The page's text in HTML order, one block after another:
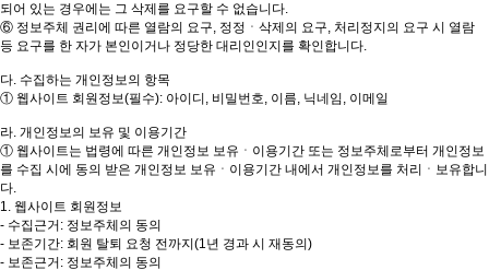
되어 있는 경우에는 그 삭제를 요구할 수 없습니다.
⑥ 정보주체 권리에 따른 열람의 요구, 정정ㆍ삭제의 요구, 처리정지의 요구 시 열람
등 요구를 한 자가 본인이거나 정당한 대리인인지를 확인합니다.
다. 수집하는 개인정보의 항목
① 웹사이트 회원정보(필수): 아이디, 비밀번호, 이름, 닉네임, 이메일
라. 개인정보의 보유 및 이용기간
① 웹사이트는 법령에 따른 개인정보 보유ㆍ이용기간 또는 정보주체로부터 개인정보
를 수집 시에 동의 받은 개인정보 보유ㆍ이용기간 내에서 개인정보를 처리ㆍ보유합니
다.
1. 웹사이트 회원정보
- 수집근거: 정보주체의 동의
- 보존기간: 회원 탈퇴 요청 전까지(1년 경과 시 재동의)
- 보존근거: 정보주체의 동의